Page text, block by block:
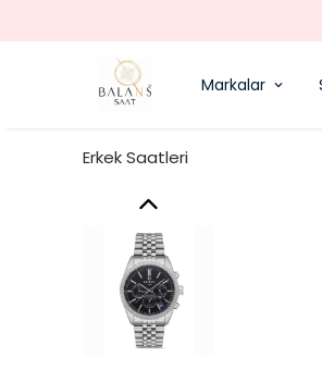
Markalar
Erkek Saatleri